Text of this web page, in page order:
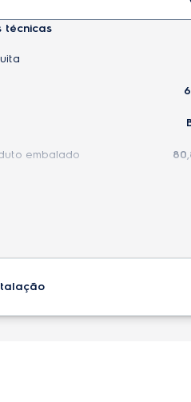
técnicas
embalado